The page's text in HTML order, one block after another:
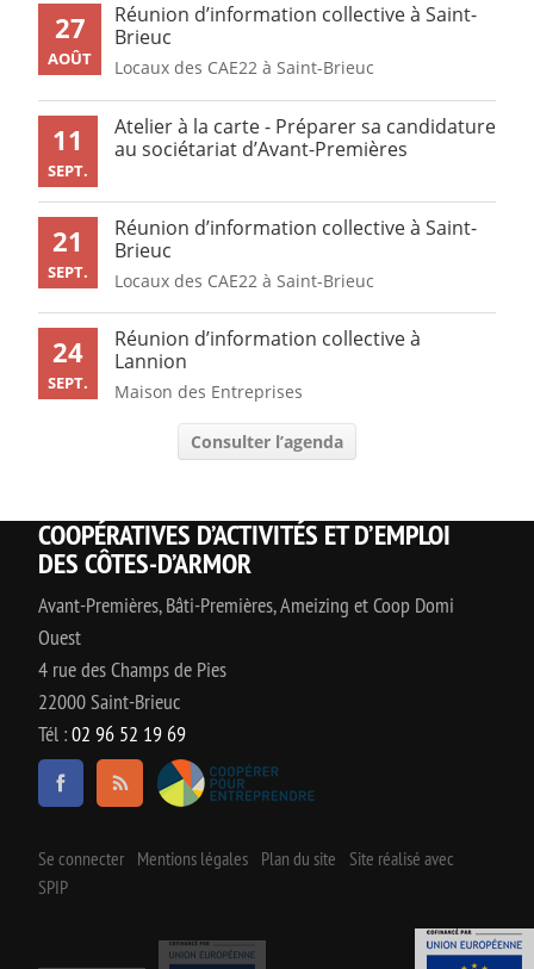
27
AOÛT
Réunion d’information collective à Saint-
Brieuc
Locaux des CAE22 à Saint-Brieuc
11
SEPT.
Atelier à la carte - Préparer sa candidature
au sociétariat d’Avant-Premières
21
SEPT.
Réunion d’information collective à Saint-
Brieuc
Locaux des CAE22 à Saint-Brieuc
24
SEPT.
Réunion d’information collective à
Lannion
Maison des Entreprises
Consulter l’agenda
COOPÉRATIVES D’ACTIVITÉS ET D’EMPLOI
DES CÔTES-D’ARMOR
Avant-Premières, Bâti-Premières, Ameizing et Coop Domi
Ouest
4 rue des Champs de Pies
22000 Saint-Brieuc
Tél :02 96 52 19 69
Se connecter Mentions légales Plan du site
Site réalisé avec
SPIP